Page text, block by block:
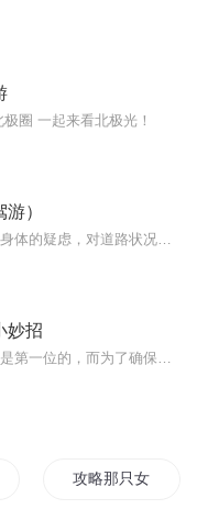
圈 一起来看北极光！
）
妙招
攻略那只女主